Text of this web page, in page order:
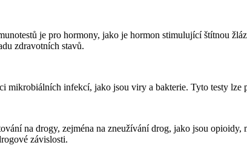
je pro hormony, jako je hormon stimulující štítnou
zdravotních stavů.
mikrobiálních infekcí, jako jsou viry a bakterie. Tyto testy
na drogy, zejména na zneužívání drog, jako jsou
závislosti.